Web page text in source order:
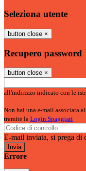
Seleziona utente
button close ×
Recupero password
button close ×
all'indirizzo indicato con le
Non hai una e-mail associata
tramite la Login Spaggiari
E-mail inviata, si prega di
Errore